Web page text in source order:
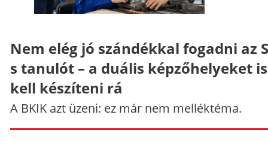
Nem elég jó szándékkal fogadni az
s tanulót – a duális képzőhelyeket
kell készíteni rá
A BKIK azt üzeni: ez már nem melléktéma.